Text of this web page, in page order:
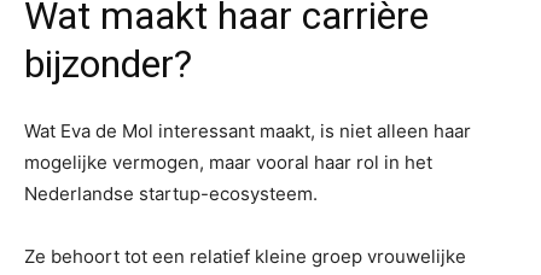
Wat maakt haar carrière
bijzonder?
Wat Eva de Mol interessant maakt, is niet alleen haar
mogelijke vermogen, maar vooral haar rol in het
Nederlandse startup-ecosysteem.
Ze behoort tot een relatief kleine groep vrouwelijke